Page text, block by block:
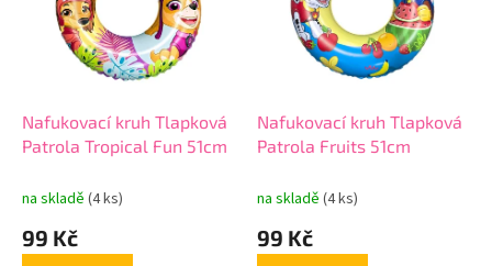
Nafukovací kruh Tlapková
Patrola Tropical Fun 51cm
na skladě (4 ks)
99 Kč
Nafukovací kruh Tlapková
Patrola Fruits 51cm
na skladě (4 ks)
99 Kč